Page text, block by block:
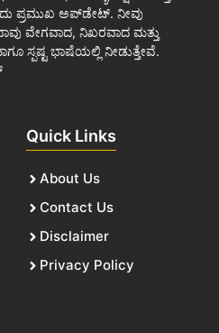
ಪ್ರಮುಖ ಅಪ್‌ಡೇಟ್. ನೀವು
ವೇಗವಾದ, ನಿಖರವಾದ ಮತ್ತು
ಸ್ಪಷ್ಟ ಭಾಷೆಯಲ್ಲಿ ನೀಡುತ್ತೇವೆ.
Quick Links
About Us
Contact Us
Disclaimer
Privacy Policy